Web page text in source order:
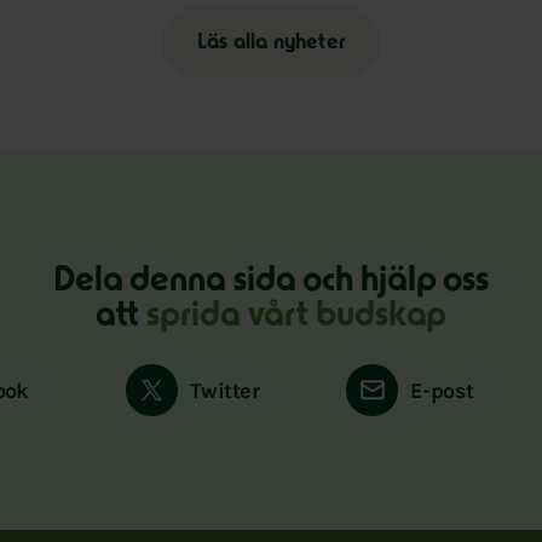
Läs alla nyheter
Dela denna sida och hjälp oss
att sprida vårt budskap
Twitter E-post